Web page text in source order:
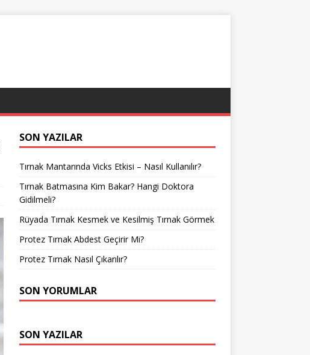
SON YAZILAR
Tırnak Mantarında Vicks Etkisi – Nasıl Kullanılır?
Tırnak Batmasına Kim Bakar? Hangi Doktora
Gidilmeli?
Rüyada Tırnak Kesmek ve Kesilmiş Tırnak Görmek
Protez Tırnak Abdest Geçirir Mi?
Protez Tırnak Nasıl Çıkarılır?
SON YORUMLAR
SON YAZILAR